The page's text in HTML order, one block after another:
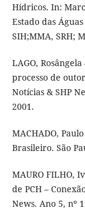
Hídricos. In:
Estado das
SIH;MMA, SRH;
LAGO,
processo de
Notícias & SHP
2001.
MACHADO,
Brasileiro. São
MAURO FILHO,
de PCH –
News. Ano 5, nº